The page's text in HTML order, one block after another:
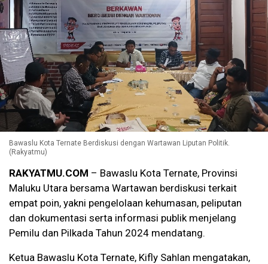
Bawaslu Kota Ternate Berdiskusi dengan Wartawan Liputan Politik.
(Rakyatmu)
RAKYATMU.COM – Bawaslu Kota Ternate, Provinsi
Maluku Utara bersama Wartawan berdiskusi terkait
empat poin, yakni pengelolaan kehumasan, peliputan
dan dokumentasi serta informasi publik menjelang
Pemilu dan Pilkada Tahun 2024 mendatang.
Ketua Bawaslu Kota Ternate, Kifly Sahlan mengatakan,